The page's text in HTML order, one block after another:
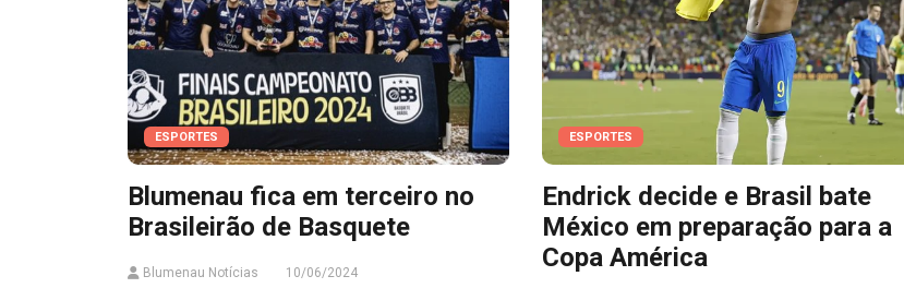
ESPORTES
Blumenau fica em terceiro no
Brasileirão de Basquete
Blumenau Notícias 10/06/2024
ESPORTES
Endrick decide e Brasil bate
México em preparação para a
Copa América